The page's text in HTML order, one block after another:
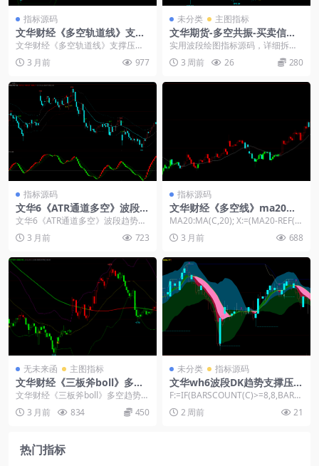
指标源码
文华财经《多空轨道线》支撑
压力多空止损线
文华财经《多空轨道线》支撑压力
多空止损线 N1:=5; N2:=10; N3:=...
3 月前 977
未分类 主图指标
文华期货-多空共振-买卖信号
主图公式
实用波段绘图指标源码，详细拆解
多段线条、高低点位标记逻辑，上
中下轨道线，附带公式...
3 周前 26 280
指标源码
文华6《ATR通道多空》波段趋
势王主图幅图指标
文华6《ATR通道多空》波段趋势王
主图幅图指标：一个主图+一个幅
图，无未来函数，...
3 月前 723
指标源码
文华财经《多空线》ma20波
段趋势转折主图
MA20:MA(C,20); X:=(MA20-REF(M
A20,1)); UP...
3 月前 688
无未来函 主图指标
文华财经《三板斧boll》多空
趋势顶底指标公式
文华财经《三板斧boll》多空趋势顶
底指标公式，融合均线与区间测算
逻辑，自动标注...
3 月前 834 450
未分类 指标源码
文华wh6波段DK趋势支撑压力
主图公式源码
F:=IF(BARSCOUNT(C)>=8,8,BARS
COUNT(C))...
2 周前 21
热门指标